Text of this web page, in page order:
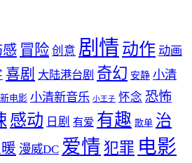
感 冒险 创意 剧情 动作 动画
喜剧 大陆港台剧 奇幻 安静 小清
电影 小清新音乐 小王子 怀念 恐怖
感动 日剧 有爱 有趣 歌单 治
漫威DC 爱情 犯罪 电影